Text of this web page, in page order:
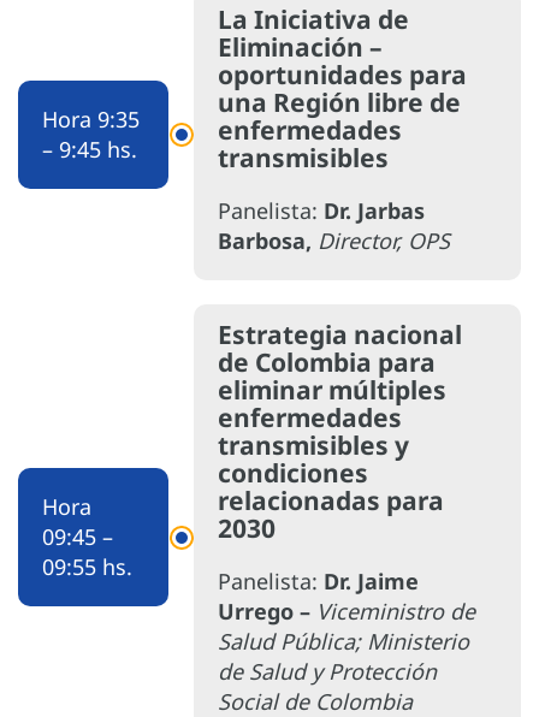
Hora 9:35
– 9:45 hs.
La Iniciativa de
Eliminación –
oportunidades para
una Región libre de
enfermedades
transmisibles
Panelista: Dr. Jarbas
Barbosa, Director, OPS
Hora
09:45 –
09:55 hs.
Estrategia nacional
de Colombia para
eliminar múltiples
enfermedades
transmisibles y
condiciones
relacionadas para
2030
Panelista: Dr. Jaime
Urrego – Viceministro de
Salud Pública; Ministerio
de Salud y Protección
Social de Colombia